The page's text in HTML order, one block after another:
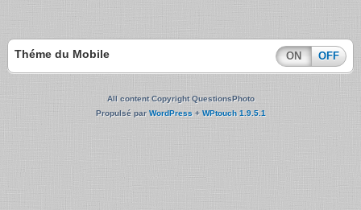
Théme du Mobile ON OFF
All content Copyright QuestionsPhoto
Propulsé parWordPress + WPtouch 1.9.5.1